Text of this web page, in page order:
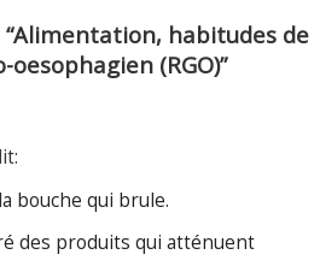
habitudes de
(RGO)”
bouche qui brule.
des produits qui atténuent